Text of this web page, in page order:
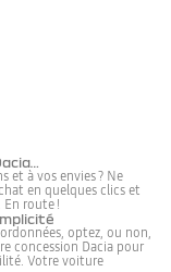
et à vos envies ? Ne
en quelques clics et
route !
optez, ou non,
concession Dacia pour
Votre voiture